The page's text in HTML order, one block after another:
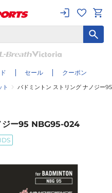
セール クーポン
ト バドミントン ストリング ナノジー
ジー95 NBG95-024